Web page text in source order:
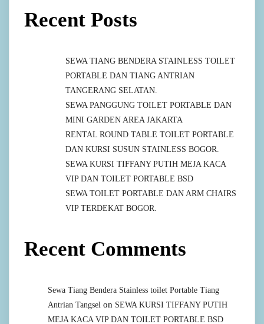
Recent Posts
SEWA TIANG BENDERA STAINLESS TOILET
PORTABLE DAN TIANG ANTRIAN
TANGERANG SELATAN.
SEWA PANGGUNG TOILET PORTABLE DAN
MINI GARDEN AREA JAKARTA
RENTAL ROUND TABLE TOILET PORTABLE
DAN KURSI SUSUN STAINLESS BOGOR.
SEWA KURSI TIFFANY PUTIH MEJA KACA
VIP DAN TOILET PORTABLE BSD
SEWA TOILET PORTABLE DAN ARM CHAIRS
VIP TERDEKAT BOGOR.
Recent Comments
Sewa Tiang Bendera Stainless toilet Portable Tiang
Antrian Tangsel on SEWA KURSI TIFFANY PUTIH
MEJA KACA VIP DAN TOILET PORTABLE BSD